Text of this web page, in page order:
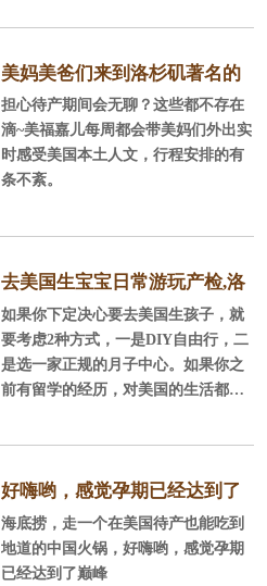
靠广大的圣塔安娜山脉，这里阳光充
沛，气候温和，风景秀丽，环境优
美，平均每年286天的晴天，平均每年
降雨量300mm，年平均气温为17.
2℃，很适合孕产妈妈休养生息。
美妈美爸们来到洛杉矶著名的
staples球场感受NBA球赛
担心待产期间会无聊？这些都不存在
滴~美福嘉儿每周都会带美妈们外出实
时感受美国本土人文，行程安排的有
条不紊。
去美国生宝宝日常游玩产检,洛
杉矶待产记
如果你下定决心要去美国生孩子，就
要考虑2种方式，一是DIY自由行，二
是选一家正规的月子中心。如果你之
前有留学的经历，对美国的生活都还
公停止工作，陪产的性价比不如找个
月子中心。一般对美国不太熟悉，或
者只是游玩过，同行的人也都不会外
语或者没有国外生活经历，建议订月
好嗨哟，感觉孕期已经达到了
巅峰
海底捞，走一个在美国待产也能吃到
地道的中国火锅，好嗨哟，感觉孕期
已经达到了巅峰